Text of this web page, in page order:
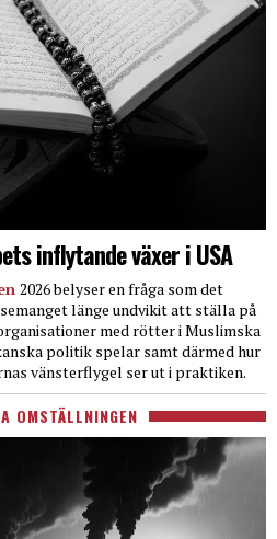
inflytande växer i USA
2026 belyser en fråga som det
länge undvikit att ställa på
med rötter i Muslimska
politik spelar samt därmed hur
vänsterflygel ser ut i praktiken.
OMSTÄLLNINGEN